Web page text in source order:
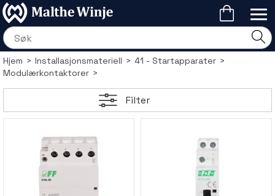
Hjem>Installasjonsmateriell>41 - Startapparater>
Modulærkontaktorer>
Filter